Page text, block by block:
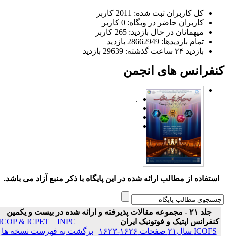
کل کاربران ثبت شده: 2011 کاربر
کاربران حاضر در وبگاه: 0 کاربر
میهمانان در حال بازدید: 265 کاربر
تمام بازدید‌ها: 28662949 بازدید
بازدید ۲۴ ساعت گذشته: 29639 بازدید
های انجمن
.
استفاده از مطالب ارائه شده در این پایگاه با ذکر منبع آزاد می باشد.
جلد ۲۱ - مجموعه مقالات پذیرفته و ارائه شده در بیست و یکمین
کنفرانس اپتیک و فوتونیک ایران
ICOP & ICPET _ INPC _
ICOFS سال۲۱ صفحات ۱۶۲۶-۱۶۲۳
| برگشت به فهرست نسخه ها